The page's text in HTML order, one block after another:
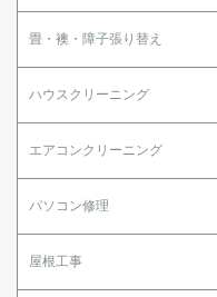
畳・襖・障子張り替え
ハウスクリーニング
エアコンクリーニング
パソコン修理
屋根工事